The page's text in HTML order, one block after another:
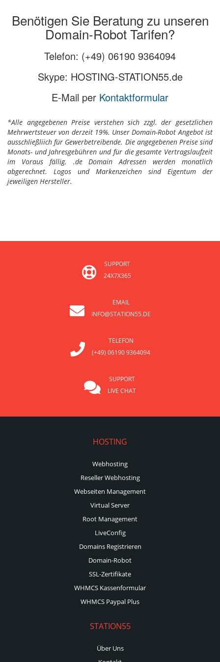
Benötigen Sie Beratung zu unseren
Domain-Robot Tarifen?
Telefon: (+49) 06190 9364094
Skype: HOSTING-STATION55.de
E-Mail per Kontaktformular
*Alle angegebenen Preise verstehen sich zzgl. der gesetzlichen
Mehrwertsteuer von derzeit 19%. Unser Domain-Robot Angebot ist
ausschließliich für Gewerbetreibende. Die angegebenen Preise sind
Monats- und Jahresgebühren und für die gesamte Vertragslaufzeit
im Voraus fällig. .de Domain Adressen werden monatlich
abgerechnet. Logos und Markenzeichen sind Eigentum der
jeweiligen Hersteller.
SUPPORT
24X7X365
EMAIL
INFO@STATION55.DE
TELEFON
(+49) 06190 9364094
SUPPORT
LIVE CHAT
HOSTING
Webhosting
Reseller Webhosting
Webseiten Management
Virtual Server
Root Management
LiveConfig
Domains Registrieren
Domain-Robot
SSL-Zertifikate
WHMCS Kassenformular
WHMCS Paypal Plus
STATION55
Über Uns